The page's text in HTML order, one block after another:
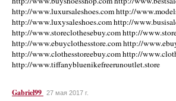
http://www.luxursaleshoes.com http://
http://www.luxysaleshoes.com http://
http://www.storeclothesebuy.com http://
http://www.ebuyclothesstore.com http://
http://www.clothesstoreebuy.com http://
http://www.tiffanybluenikefreerunoutlet.store
Gabriel99 27 мая 2017 г.